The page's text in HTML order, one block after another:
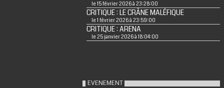
le 15 février 2026 à 23:28:00
CRITIQUE : LE CRÂNE MALÉFIQUE
le 1 février 2026 à 23:59:00
CRITIQUE : ARENA
le 25 janvier 2026 à 18:04:00
EVENEMENT